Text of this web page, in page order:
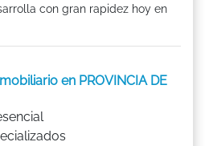
con gran rapidez hoy en
en PROVINCIA DE